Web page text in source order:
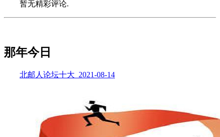
暂无精彩评论.
那年今日
北邮人论坛十大_2021-08-14